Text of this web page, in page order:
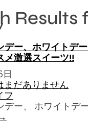
Results
デー、ホワイトデ
メ激選スイーツ!!
まだありません
フ
デー、 ホワイトデ